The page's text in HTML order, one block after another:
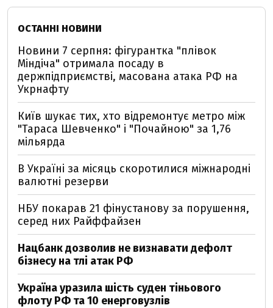
ОСТАННІ НОВИНИ
Новини 7 серпня: фігурантка "плівок
Міндіча" отримала посаду в
держпідприємстві, масована атака РФ на
Укрнафту
Київ шукає тих, хто відремонтує метро між
"Тараса Шевченко" і "Почайною" за 1,76
мільярда
В Україні за місяць скоротилися міжнародні
валютні резерви
НБУ покарав 21 фінустанову за порушення,
серед них Райффайзен
Нацбанк дозволив не визнавати дефолт
бізнесу на тлі атак РФ
Україна уразила шість суден тіньового
флоту РФ та 10 енерговузлів